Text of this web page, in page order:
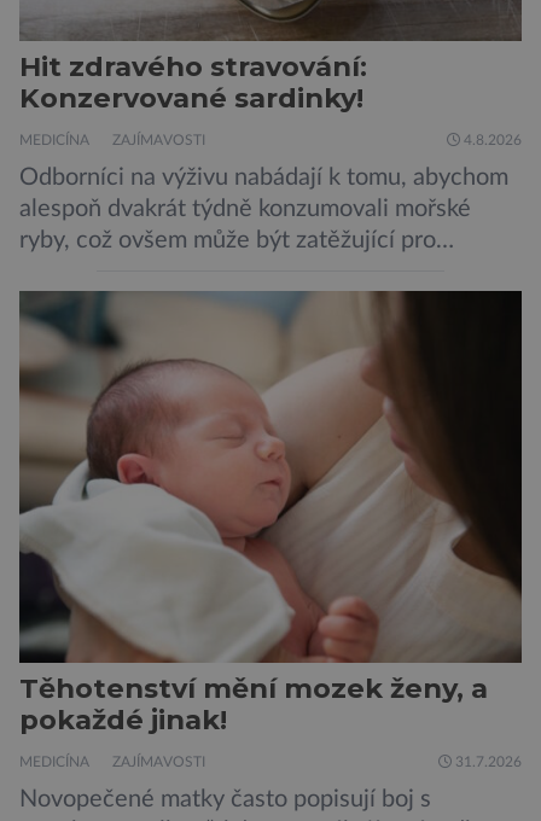
Hit zdravého stravování:
Konzervované sardinky!
MEDICÍNA ZAJÍMAVOSTI 4.8.2026
Odborníci na výživu nabádají k tomu, abychom
alespoň dvakrát týdně konzumovali mořské
ryby, což ovšem může být zatěžující pro
doporučení se nyní staly konzervované
sardinky, které si může dovolit opravdu každý
„Místo toho, aby poskytovaly izolované
mononutrienty, jsou rybí konzervy kompletní
potravinou,“ říká nutriční specialista Colin
Robertson a zdůrazňuje […]
Těhotenství mění mozek ženy, a
pokaždé jinak!
MEDICÍNA ZAJÍMAVOSTI 31.7.2026
Novopečené matky často popisují boj s